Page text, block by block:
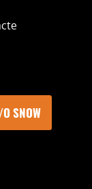
SNOW